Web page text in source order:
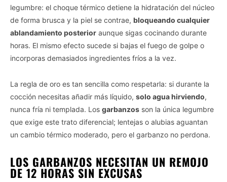
legumbre: el choque térmico detiene la hidratación del núcleo
de forma brusca y la piel se contrae, bloqueando cualquier
ablandamiento posterior aunque sigas cocinando durante
horas. El mismo efecto sucede si bajas el fuego de golpe o
incorporas demasiados ingredientes fríos a la vez.
La regla de oro es tan sencilla como respetarla: si durante la
cocción necesitas añadir más líquido, solo agua hirviendo,
nunca fría ni templada. Los garbanzos son la única legumbre
que exige este trato diferencial; lentejas o alubias aguantan
un cambio térmico moderado, pero el garbanzo no perdona.
LOS GARBANZOS NECESITAN UN REMOJO
DE 12 HORAS SIN EXCUSAS